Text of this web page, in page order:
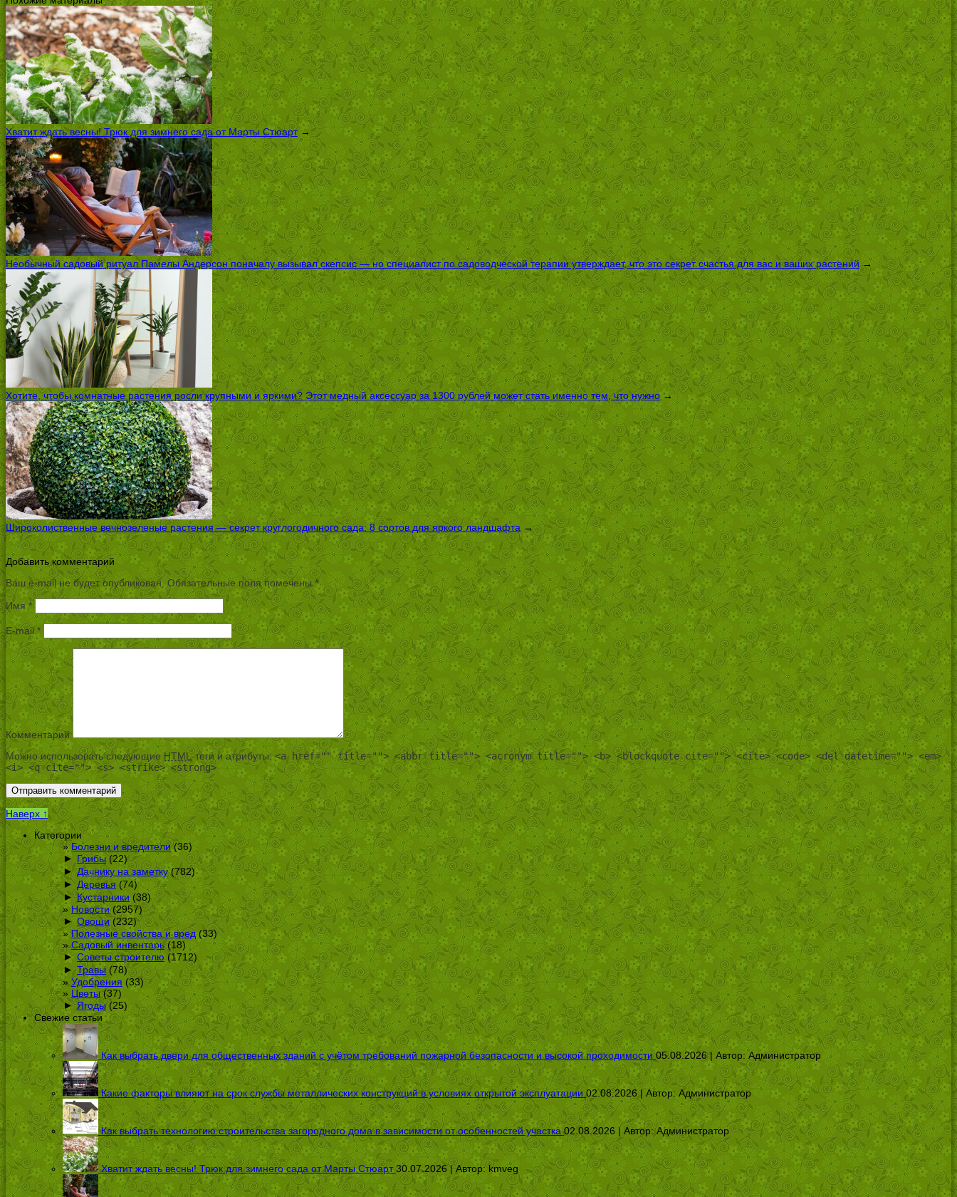
Хватит ждать весны! Трюк для зимнего сада от Марты Стюарт→
Необычный садовый ритуал Памелы Андерсон поначалу вызывал скепсис — но специалист по садоводческой терапии утверждает, что это секрет счастья для вас и ваших растений→
Хотите, чтобы комнатные растения росли крупными и яркими? Этот медный аксессуар за 1300 рублей может стать именно тем, что нужно →
Широколиственные вечнозеленые растения — секрет круглогодичного сада: 8 сортов для яркого ландшафта →
Добавить комментарий
Ваш e-mail не будет опубликован. Обязательные поля помечены*
Имя *
E-mail*
Комментарий
Можно использовать следующие HTML-теги и атрибуты: <a href="" title=""> <abbr title=""> <acronym title=""> <b> <blockquote cite=""> <cite> <code> <del datetime=""> <em>
<i> <q cite=""> <s> <strike> <strong>
Наверх ↑
Категории
Болезни и вредители(36)
► Грибы(22)
► Дачнику на заметку(782)
► Деревья (74)
► Кустарники (38)
Новости(2957)
► Овощи(232)
Полезные свойства и вред(33)
Садовый инвентарь(18)
► Советы строителю (1712)
► Травы(78)
Удобрения (33)
Цветы(37)
► Ягоды(25)
Свежие статьи
Как выбрать двери для общественных зданий с учётом требований пожарной безопасности и высокой проходимости 05.08.2026 | Автор:Администратор
Какие факторы влияют на срок службы металлических конструкций в условиях открытой эксплуатации 02.08.2026 | Автор: Администратор
Как выбрать технологию строительства загородного дома в зависимости от особенностей участка 02.08.2026 | Автор:Администратор
Хватит ждать весны! Трюк для зимнего сада от Марты Стюарт 30.07.2026 | Автор:kmveg